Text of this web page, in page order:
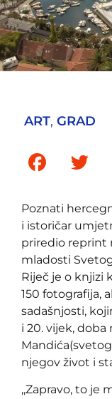
ART, GRAD
Poznati
i istoričar
priredio reprint
mladosti
Riječ je o knjizi
150 fotografija,
sadašnjosti,
i 20. vijek,
njegov život i
,,Zapravo, to je